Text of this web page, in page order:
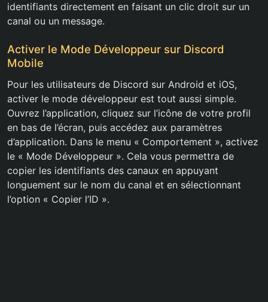
identifiants directement en faisant un clic droit sur un
canal ou un message.
Activer le Mode Développeur sur Discord
Mobile
Pour les utilisateurs de Discord sur Android et iOS,
activer le mode développeur est tout aussi simple.
Ouvrez l’application, cliquez sur l’icône de votre profil
en bas de l’écran, puis accédez aux paramètres
d’application. Dans le menu « Comportement », activez
le « Mode Développeur ». Cela vous permettra de
copier les identifiants des canaux en appuyant
longuement sur le nom du canal et en sélectionnant
l’option « Copier l’ID ».